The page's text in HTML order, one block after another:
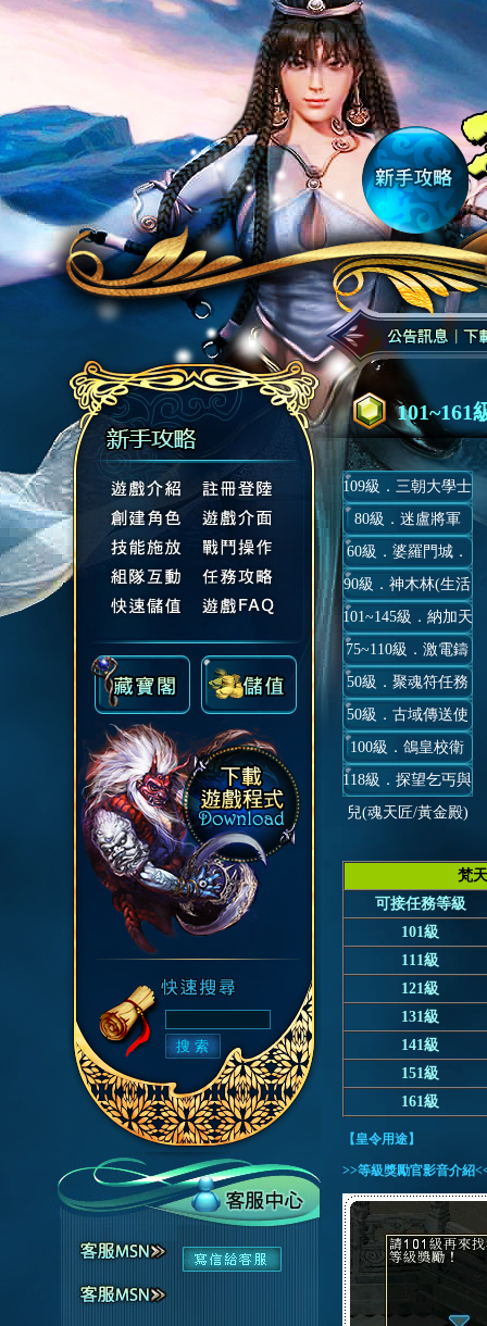
101~161
109級．三朝大學士
(蓬萊京畿)
80級．迷盧將軍
60級．婆羅門城．
哆羅羅(婆羅門城)
90級．神木林(生活
副本)
101~145級．納加天
城公務(民生)
75~110級．激電鑄
術(4.1主線)
50級．聚魂符任務
50級．古域傳送使
(合成傳送仙石)
100級．鴿皇校衛
(丈八蛇矛)(已關閉)
118級．探望乞丐與
兒(魂天匠/黃金殿)
梵
可接任務等級
101級
111級
121級
131級
141級
151級
161級
【皇令用途】
>>等級獎勵官影音介紹